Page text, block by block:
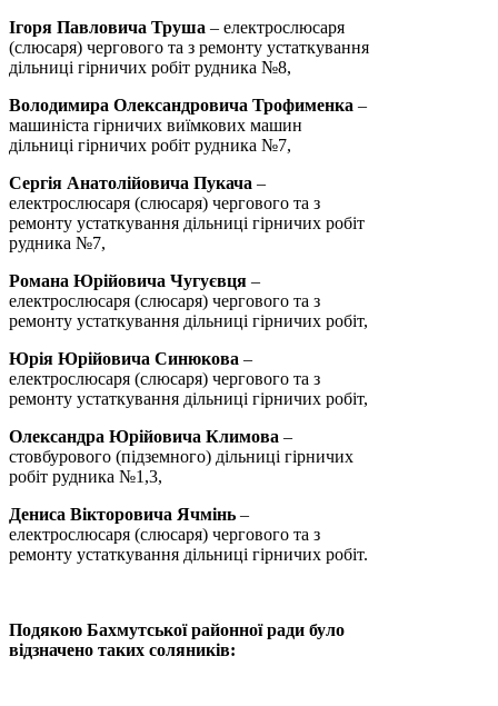
Ігоря Павловича Труша – електрослюсаря
(слюсаря) чергового та з ремонту устаткування
дільниці гірничих робіт рудника №8,
Володимира Олександровича Трофименка –
машиніста гірничих виїмкових машин
дільниці гірничих робіт рудника №7,
Сергія Анатолійовича Пукача –
електрослюсаря (слюсаря) чергового та з
ремонту устаткування дільниці гірничих робіт
рудника №7,
Романа Юрійовича Чугуєвця –
електрослюсаря (слюсаря) чергового та з
ремонту устаткування дільниці гірничих робіт,
Юрія Юрійовича Синюкова –
електрослюсаря (слюсаря) чергового та з
ремонту устаткування дільниці гірничих робіт,
Олександра Юрійовича Климова –
стовбурового (підземного) дільниці гірничих
робіт рудника №1,3,
Дениса Вікторовича Ячмінь –
електрослюсаря (слюсаря) чергового та з
ремонту устаткування дільниці гірничих робіт.
Подякою Бахмутської районної ради було
відзначено таких ­соляників: